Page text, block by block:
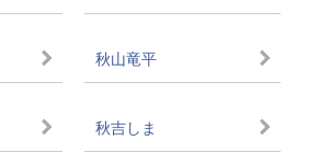
秋山竜平
秋吉しま